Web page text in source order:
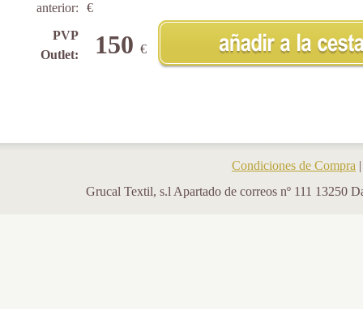
anterior:
€
PVP
Outlet:
150 €
Condiciones de Compra
Grucal Textil, s.l Apartado de correos nº 111 13250